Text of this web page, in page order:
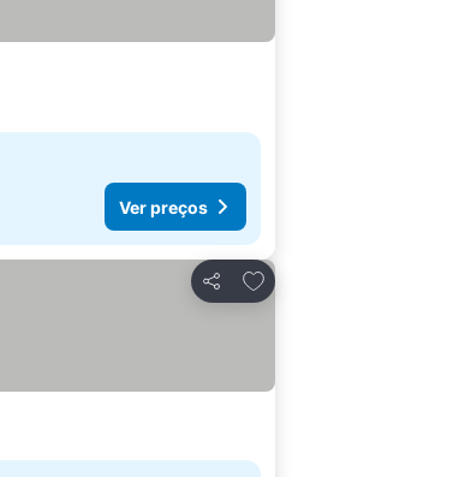
Ver preços
Partilhar
Adicionar aos favoritos